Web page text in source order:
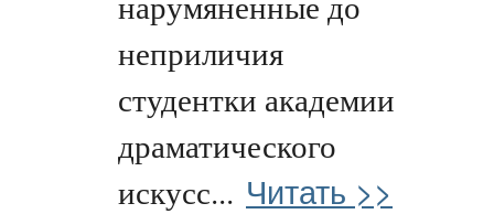
неприличия
студентки академии
драматического
искусс... Читать >>